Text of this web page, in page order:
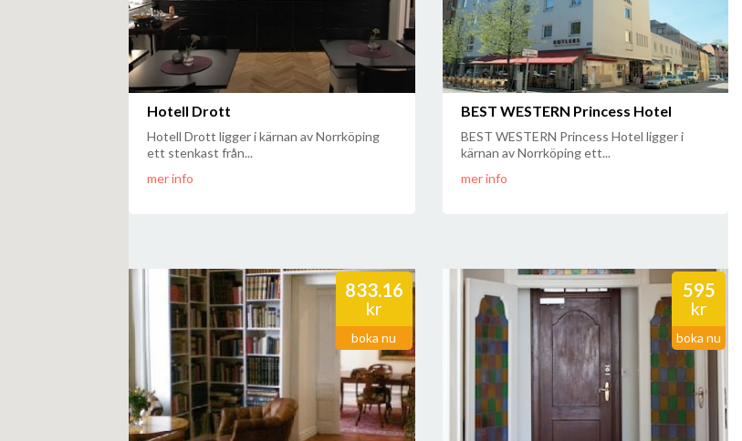
Hotell Drott
Hotell Drott ligger i kärnan av Norrköping
ett stenkast från...
mer info
BEST WESTERN Princess Hotel
BEST WESTERN Princess Hotel ligger i
kärnan av Norrköping ett...
mer info
833.16
kr
boka nu
595
kr
boka nu